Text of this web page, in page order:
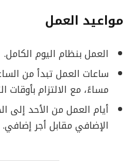
مواعيد العمل
العمل بنظام اليوم الكامل.
مساءً، مع الالتزام بأوقات
أيام العمل من الأحد إلى
الإضافي مقابل أجر إضافي.